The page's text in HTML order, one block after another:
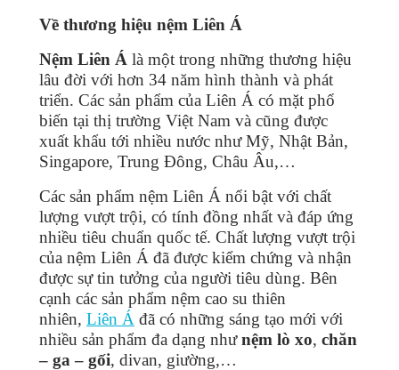
Về thương hiệu nệm Liên Á
Nệm Liên Á là một trong những thương hiệu
lâu đời với hơn 34 năm hình thành và phát
triển. Các sản phẩm của Liên Á có mặt phổ
biến tại thị trường Việt Nam và cũng được
xuất khẩu tới nhiều nước như Mỹ, Nhật Bản,
Singapore, Trung Đông, Châu Âu,…
Các sản phẩm nệm Liên Á nổi bật với chất
lượng vượt trội, có tính đồng nhất và đáp ứng
nhiều tiêu chuẩn quốc tế. Chất lượng vượt trội
của nệm Liên Á đã được kiểm chứng và nhận
được sự tin tưởng của người tiêu dùng. Bên
cạnh các sản phẩm nệm cao su thiên
nhiên, Liên Á đã có những sáng tạo mới với
nhiều sản phẩm đa dạng nhưnệm lò xo, chăn
– ga – gối, divan, giường,…